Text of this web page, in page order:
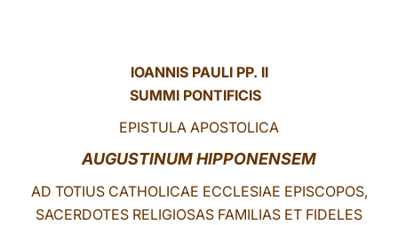
IOANNIS PAULI PP. II
SUMMI PONTIFICIS
EPISTULA APOSTOLICA
AUGUSTINUM HIPPONENSEM
AD TOTIUS CATHOLICAE ECCLESIAE EPISCOPOS,
SACERDOTES RELIGIOSAS FAMILIAS ET FIDELES